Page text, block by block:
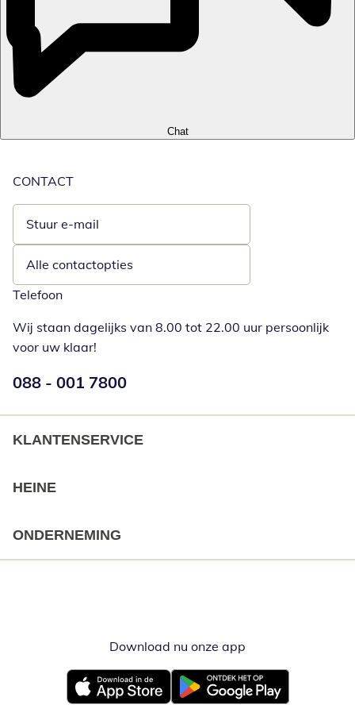
Chat
CONTACT
Stuur e-mail
Opent e-mailclient
Alle contactopties
Telefoon
Wij staan dagelijks van 8.00 tot 22.00 uur persoonlijk
voor uw klaar!
Telefoonnummer:
088 - 001 7800
KLANTENSERVICE
HEINE
ONDERNEMING
Download nu onze app
Opent in nieuw vensterOpent in nieuw venster